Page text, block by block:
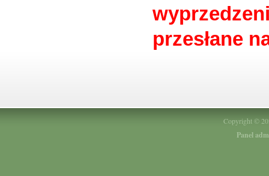
przesłane
Copyright ©
Panel